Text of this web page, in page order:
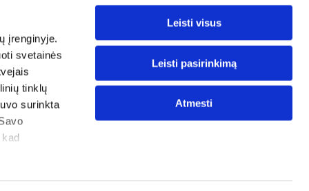
įrenginyje.
svetainės
tinklų
surinkta
Leisti visus
Leisti pasirinkimą
Atmesti
Lietuvių